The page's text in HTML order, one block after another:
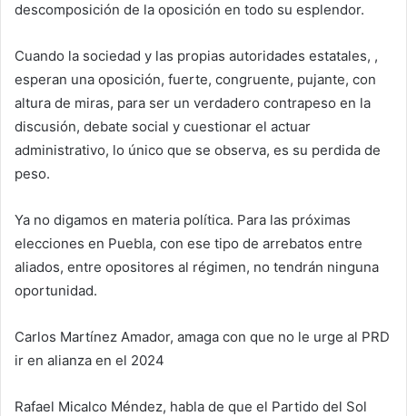
descomposición de la oposición en todo su esplendor.
Cuando la sociedad y las propias autoridades estatales, ,
esperan una oposición, fuerte, congruente, pujante, con
altura de miras, para ser un verdadero contrapeso en la
discusión, debate social y cuestionar el actuar
administrativo, lo único que se observa, es su perdida de
peso.
Ya no digamos en materia política. Para las próximas
elecciones en Puebla, con ese tipo de arrebatos entre
aliados, entre opositores al régimen, no tendrán ninguna
oportunidad.
Carlos Martínez Amador, amaga con que no le urge al PRD
ir en alianza en el 2024
Rafael Micalco Méndez, habla de que el Partido del Sol